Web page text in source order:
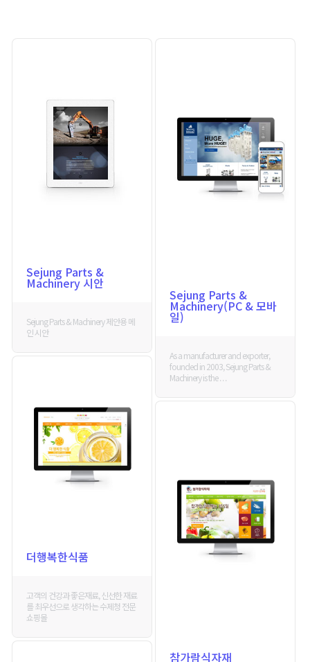
Sejung Parts &
Machinery 시안
Sejung Parts & Machinery 제안용 메
인 시안
Sejung Parts &
Machinery(PC & 모바
일)
As a manufacturer and exporter,
founded in 2003, Sejung Parts &
Machinery is the . . .
더행복한식품
고객의 건강과 좋은재료, 신선한 재료
를 최우선으로 생각하는 수제청 전문
쇼핑몰
참가람식자재